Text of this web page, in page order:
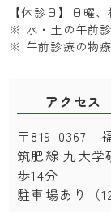
【休診日】日曜、
※ 水・土の午前
※ 午前診療の物
アクセス
〒819-0367
筑肥線 九大
歩14分
駐車場あり（